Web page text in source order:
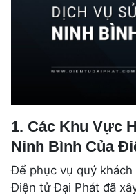
1. Các Khu Vực
Ninh Bình Của
Để phục vụ quý
Điện tử Đại Phát đã